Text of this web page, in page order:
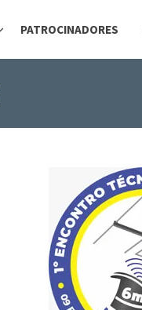
PATROCINADORES